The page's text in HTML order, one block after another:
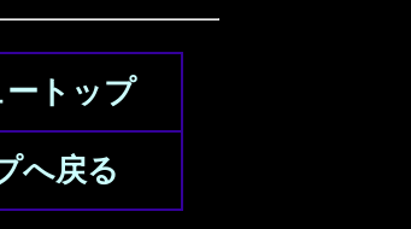
トップ
へ戻る